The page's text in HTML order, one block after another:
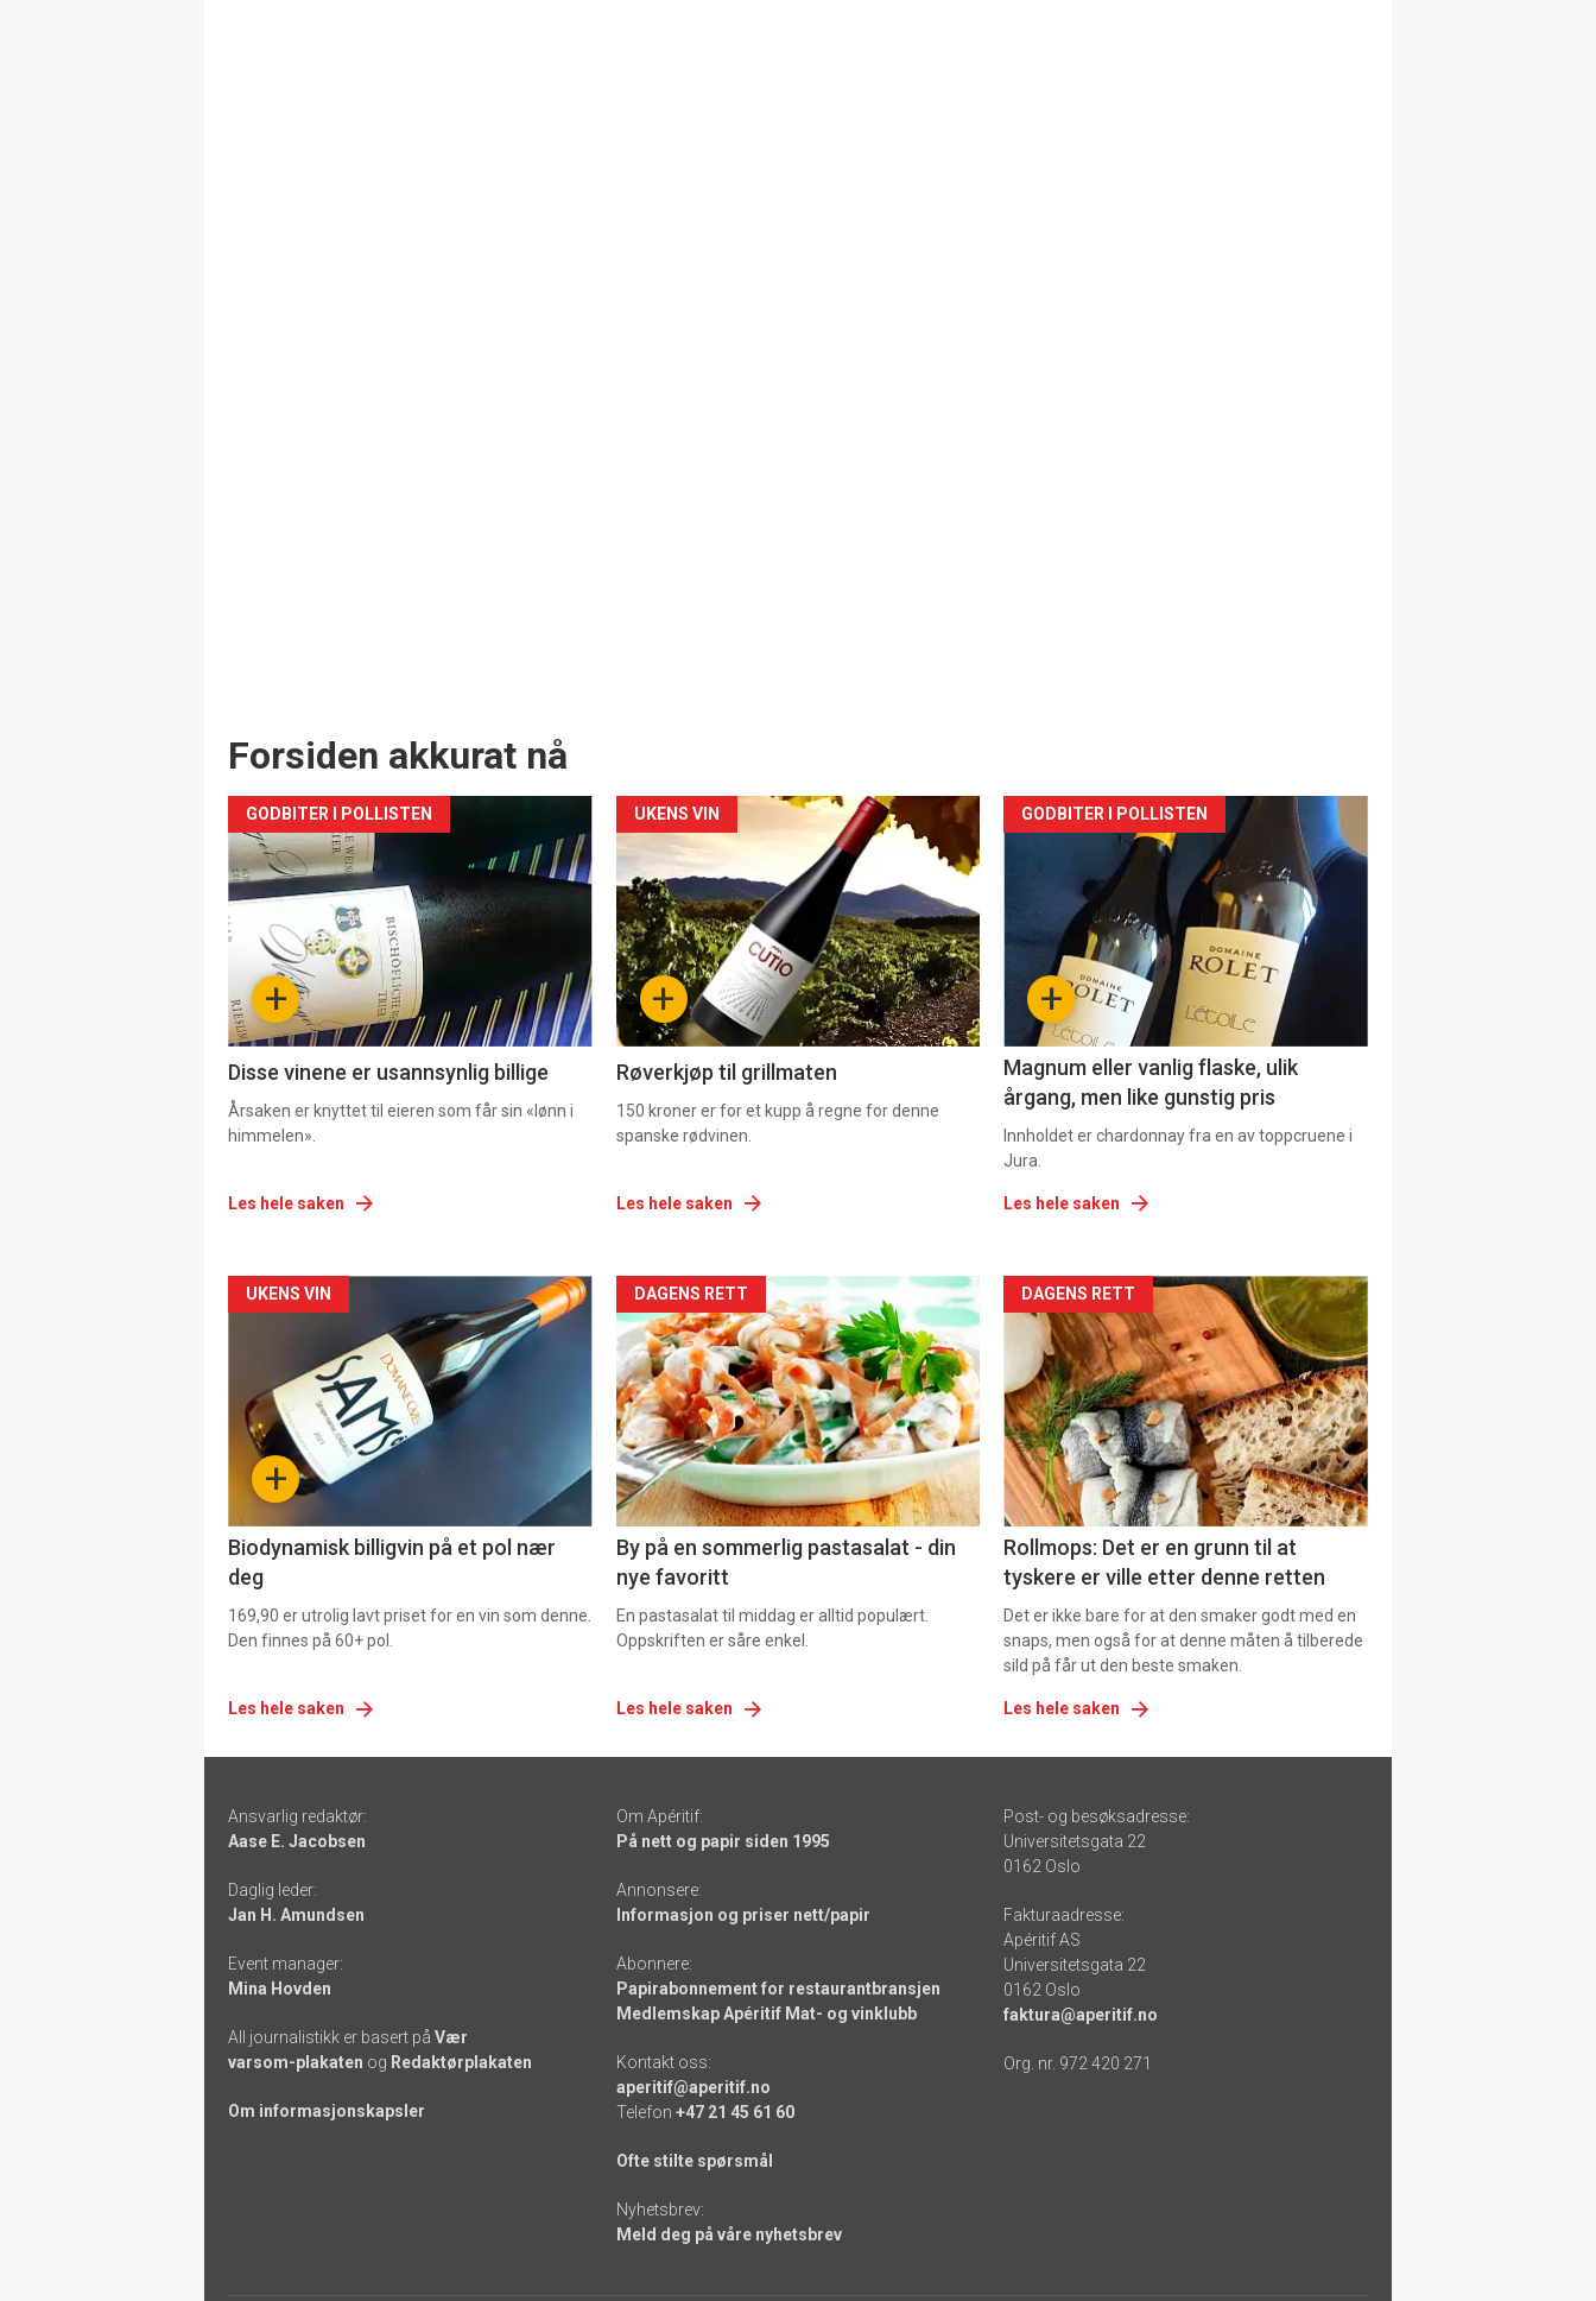
Forsiden akkurat nå
+
GODBITER I POLLISTEN
Disse vinene er usannsynlig billige
Årsaken er knyttet til eieren som får sin «lønn i
himmelen».
Les hele saken
Forsiden
akkurat
nå
-
2 +
UKENS VIN
Røverkjøp til grillmaten
150 kroner er for et kupp å regne for denne
spanske rødvinen.
Les hele saken
Forsiden
akkurat
nå
+
GODBITER I POLLISTEN
Magnum eller vanlig flaske, ulik
årgang, men like gunstig pris
Innholdet er chardonnay fra en av toppcruene i
Jura.
Les hele saken
Forsiden
akkurat
nå
-
+
UKENS VIN
Biodynamisk billigvin på et pol nær
deg
169,90 er utrolig lavt priset for en vin som denne.
Den finnes på 60+ pol.
Les hele saken
Forsiden
akkurat
nå
-
5
DAGENS RETT
By på en sommerlig pastasalat - din
nye favoritt
En pastasalat til middag er alltid populært.
Oppskriften er såre enkel.
Les hele saken
Forsiden
akkurat
nå
-
6
DAGENS RETT
Rollmops: Det er en grunn til at
tyskere er ville etter denne retten
Det er ikke bare for at den smaker godt med en
snaps, men også for at denne måten å tilberede
sild på får ut den beste smaken.
Les hele saken
-
links
Ansvarlig redaktør:
Aase E. Jacobsen
Daglig leder:
Jan H. Amundsen
Event manager:
Mina Hovden
All journalistikk er basert på Vær
varsom-plakaten og Redaktørplakaten
Om informasjonskapsler
Om Apéritif:
På nett og papir siden 1995
Annonsere:
Informasjon og priser nett/papir
Abonnere:
Papirabonnement for restaurantbransjen
Medlemskap Apéritif Mat- og vinklubb
Kontakt oss:
aperitif@aperitif.no
Telefon +47 21 45 61 60
Ofte stilte spørsmål
Nyhetsbrev:
Meld deg på våre nyhetsbrev
Post- og besøksadresse:
Universitetsgata 22
0162 Oslo
Fakturaadresse:
Apéritif AS
Universitetsgata 22
0162 Oslo
faktura@aperitif.no
Org. nr. 972 420 271